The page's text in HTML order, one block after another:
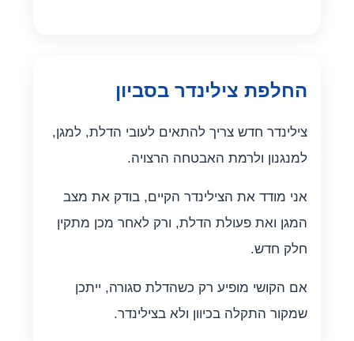
החלפת צילינדר בסביון
צילינדר חדש צריך להתאים לעובי הדלת, למגן,
למנגנון ולרמת האבטחה הרצויה.
אני מודד את הצילינדר הקיים, בודק את מצב
המגן ואת פעולת הדלת, ורק לאחר מכן מתקין
חלק חדש.
אם הקושי מופיע רק כשהדלת סגורה, ייתכן
שמקור התקלה בכיוון ולא בצילינדר.